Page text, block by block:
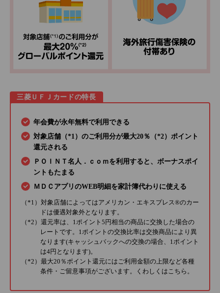
三菱ＵＦＪカードの特長
年会費が永年無料で利用できる
対象店舗（*1）のご利用分が最大20％（*2）ポイント
還元される
ＰＯＩＮＴ名人．ｃｏｍを利用すると、ボーナスポイ
ントもたまる
ＭＤＣアプリのWEB明細を家計簿代わりに使える
（*1）対象店舗によってはアメリカン・エキスプレス®のカー
ドは優遇対象外となります。
（*2）還元率は、1ポイント5円相当の商品に交換した場合の
レートです。1ポイントの交換比率は交換商品により異
なります(キャッシュバックへの交換の場合、1ポイント
は4円となります)。
（*2）最大20％ポイント還元にはご利用金額の上限など各種
条件・ご留意事項がございます。くわしくはこちら 。